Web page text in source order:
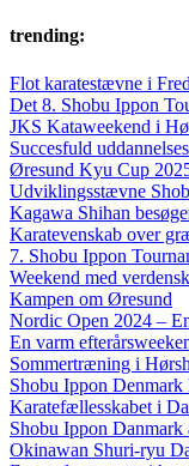
trending:
Flot karatestævne i
Det 8. Shobu Ippon
JKS Kataweekend i
Succesfuld
Øresund Kyu Cup
Udviklingsstævne
Kagawa Shihan
Karatevenskab over
7. Shobu Ippon
Weekend med
Kampen om Øresund
Nordic Open 2024 –
En varm
Sommertræning i
Shobu Ippon
Karatefællesskabet i
Shobu Ippon
Okinawan Shuri-ryu